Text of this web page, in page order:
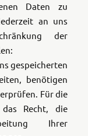
Daten zu
an uns
der
gespeicherten
benötigen
Für die
Recht, die
Ihrer